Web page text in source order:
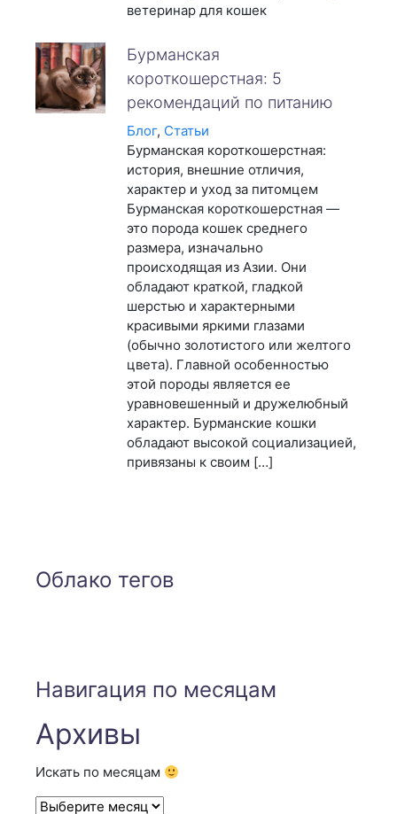
ветеринар для кошек
Бурманская
короткошерстная: 5
рекомендаций по питанию
Блог, Статьи
Бурманская короткошерстная:
история, внешние отличия,
характер и уход за питомцем
Бурманская короткошерстная —
это порода кошек среднего
размера, изначально
происходящая из Азии. Они
обладают краткой, гладкой
шерстью и характерными
красивыми яркими глазами
(обычно золотистого или желтого
цвета). Главной особенностью
этой породы является ее
уравновешенный и дружелюбный
характер. Бурманские кошки
обладают высокой социализацией,
привязаны к своим […]
Облако тегов
Навигация по месяцам
Архивы
Искать по месяцам
Архивы